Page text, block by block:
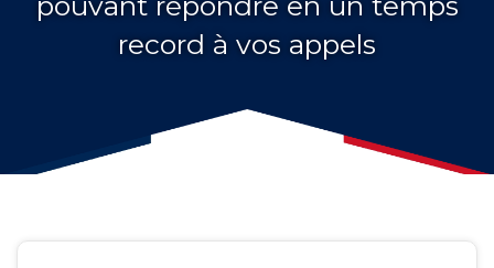
record à vos appels